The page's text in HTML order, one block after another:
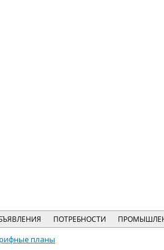
ПОТРЕБНОСТИ
планы